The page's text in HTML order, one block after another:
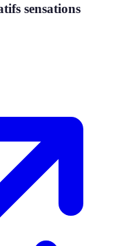
sensations